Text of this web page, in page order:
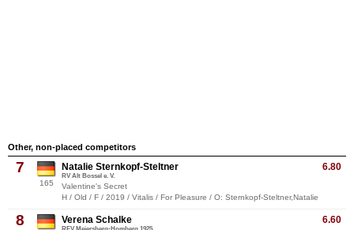
Other, non-placed competitors
7
165
6.80
Natalie Sternkopf-Steltner
RV Alt Bossel e. V.
Valentine's Secret
H / Old / F / 2019 / Vitalis / For Pleasure / O: Sternkopf-Steltner,Natalie
8 6.60
Verena Schalke